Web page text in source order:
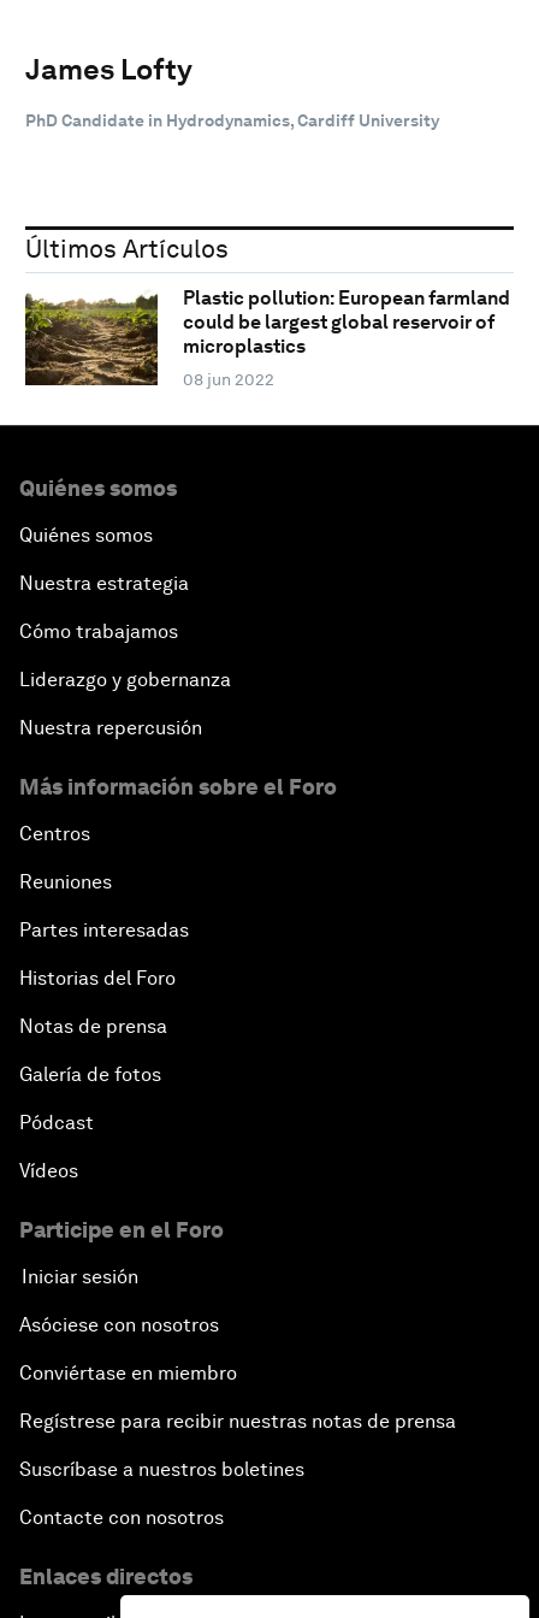
James Lofty
PhD Candidate in Hydrodynamics, Cardiff University
Últimos Artículos
Plastic pollution: European farmland
could be largest global reservoir of
microplastics
08 jun 2022
Quiénes somos
Quiénes somos
Nuestra estrategia
Cómo trabajamos
Liderazgo y gobernanza
Nuestra repercusión
Más información sobre el Foro
Centros
Reuniones
Partes interesadas
Historias del Foro
Notas de prensa
Galería de fotos
Pódcast
Vídeos
Participe en el Foro
Iniciar sesión
Asóciese con nosotros
Conviértase en miembro
Regístrese para recibir nuestras notas de prensa
Suscríbase a nuestros boletines
Contacte con nosotros
Enlaces directos